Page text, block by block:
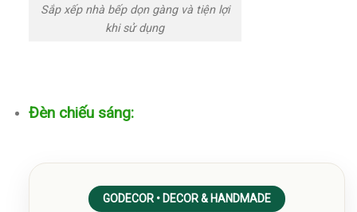
Sắp xếp nhà bếp dọn gàng và tiện lợi
khi sử dụng
Đèn chiếu sáng:
GODECOR • DECOR & HANDMADE